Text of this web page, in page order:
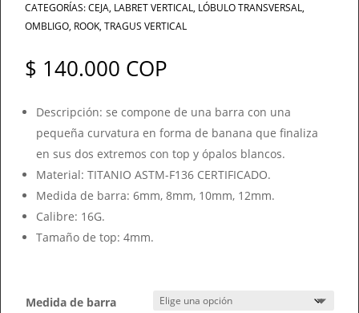
CATEGORÍAS:CEJA, LABRET VERTICAL, LÓBULO TRANSVERSAL,
OMBLIGO, ROOK, TRAGUS VERTICAL
$ 140.000 COP
Descripción: se compone de una barra con una
pequeña curvatura en forma de banana que finaliza
en sus dos extremos con top y ópalos blancos.
Material: TITANIO ASTM-F136 CERTIFICADO.
Medida de barra: 6mm, 8mm, 10mm, 12mm.
Calibre: 16G.
Tamaño de top: 4mm.
Medida de barra